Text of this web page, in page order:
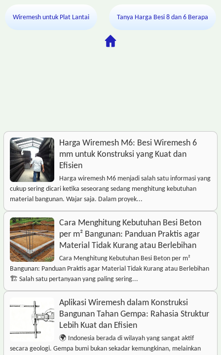
Wiremesh untuk Plat Lantai Tanya Harga Besi 8 dan 6 Berapa
Harga Wiremesh M6: Besi Wiremesh 6
mm untuk Konstruksi yang Kuat dan
Efisien
Harga wiremesh M6 menjadi salah satu informasi yang
cukup sering dicari ketika seseorang sedang menghitung kebutuhan
material bangunan. Wajar saja. Dalam proyek...
Cara Menghitung Kebutuhan Besi Beton
per m² Bangunan: Panduan Praktis agar
Material Tidak Kurang atau Berlebihan
Cara Menghitung Kebutuhan Besi Beton per m²
Bangunan: Panduan Praktis agar Material Tidak Kurang atau Berlebihan
🏗️ Salah satu pertanyaan yang paling sering...
Aplikasi Wiremesh dalam Konstruksi
Bangunan Tahan Gempa: Rahasia Struktur
Lebih Kuat dan Efisien
🌍 Indonesia berada di wilayah yang sangat aktif
secara geologi. Gempa bumi bukan sekadar kemungkinan, melainkan